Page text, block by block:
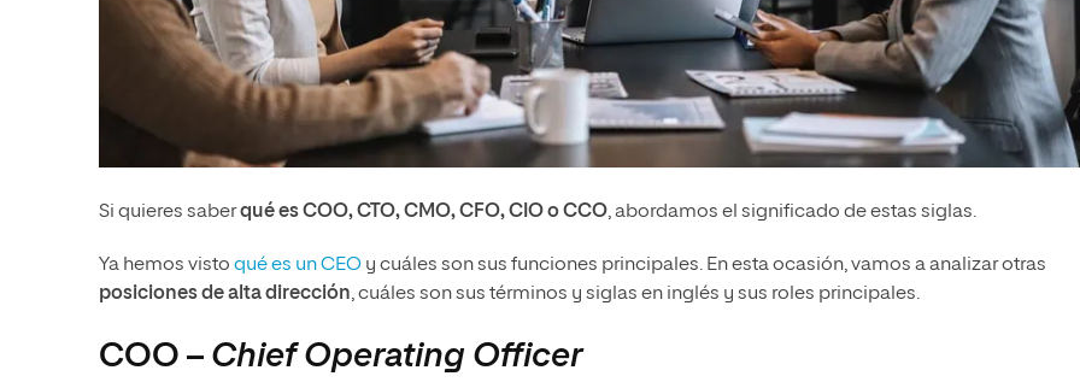
Si quieres saberqué esCOO, CTO, CMO, CFO, CIO oCCO, abordamos el significado de estas siglas.
Ya hemos visto qué es un CEO y cuáles son sus funciones principales. En esta ocasión, vamos a analizar otras
posiciones de alta dirección, cuáles son sus términos y siglas en inglés y sus roles principales.
COO – Chief Operating Officer